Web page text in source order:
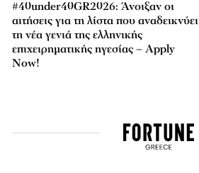
#40under40GR2026: Άνοιξαν οι
αιτήσεις για τη λίστα που αναδεικνύει
τη νέα γενιά της ελληνικής
επιχειρηματικής ηγεσίας – Apply
Now!